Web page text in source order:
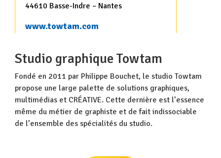
44610 Basse-Indre – Nantes
www.towtam.com
Studio graphique Towtam
Fondé en 2011 par Philippe Bouchet, le studio Towtam
propose une large palette de solutions graphiques,
multimédias et CRÉATIVE. Cette dernière est l’essence
même du métier de graphiste et de fait indissociable
de l’ensemble des spécialités du studio.